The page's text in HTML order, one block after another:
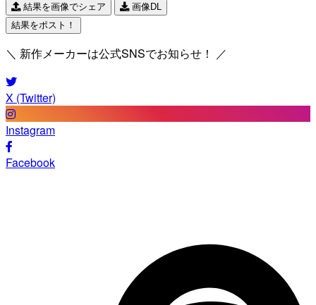
結果を画像でシェア
画像DL
結果をポスト！
＼ 新作メーカーは公式SNSでお知らせ！ ／
X (Twitter)
Instagram
Facebook